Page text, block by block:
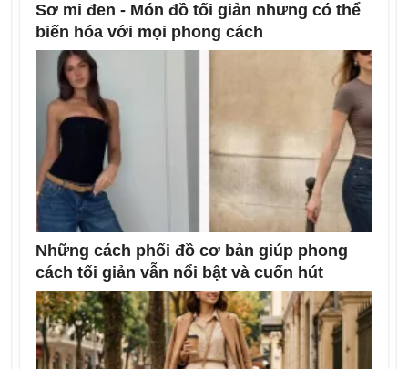
Sơ mi đen - Món đồ tối giản nhưng có thể
biến hóa với mọi phong cách
Những cách phối đồ cơ bản giúp phong
cách tối giản vẫn nổi bật và cuốn hút